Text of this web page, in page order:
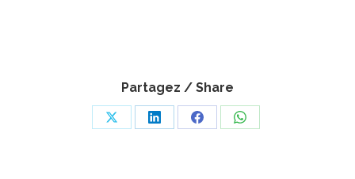
Partagez / Share
Share Share Share Share